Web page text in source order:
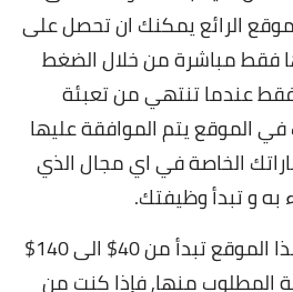
الرائع يمكنك ان تحصل على
فقط مباشرة من خلال الضغط
عندما تنتهي من تعبئة
الموقع يتم الموافقة عليها
الخاصة في اي مجال الذي
به و تبدأ وظيفتك.
جميع الوظائف داخل هذا الموقع تبدأ من 40$ الى 140$
منها, فإذا كنت من